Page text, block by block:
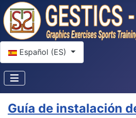
Seleccione su idioma
Español (ES)
Guía de instalación